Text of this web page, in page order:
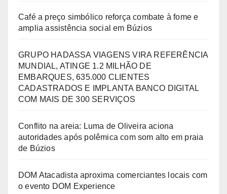
Café a preço simbólico reforça combate à fome e
amplia assistência social em Búzios
GRUPO HADASSA VIAGENS VIRA REFERÊNCIA
MUNDIAL, ATINGE 1.2 MILHÃO DE
EMBARQUES, 635.000 CLIENTES
CADASTRADOS E IMPLANTA BANCO DIGITAL
COM MAIS DE 300 SERVIÇOS
Conflito na areia: Luma de Oliveira aciona
autoridades após polêmica com som alto em praia
de Búzios
DOM Atacadista aproxima comerciantes locais com
o evento DOM Experience